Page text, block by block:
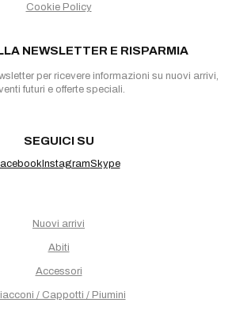
Cookie Policy
NEWSLETTER E RISPARMIA
per ricevere informazioni su nuovi arrivi,
futuri e offerte speciali.
SEGUICI SU
InstagramSkype
Nuovi arrivi
Abiti
Accessori
/ Cappotti / Piumini